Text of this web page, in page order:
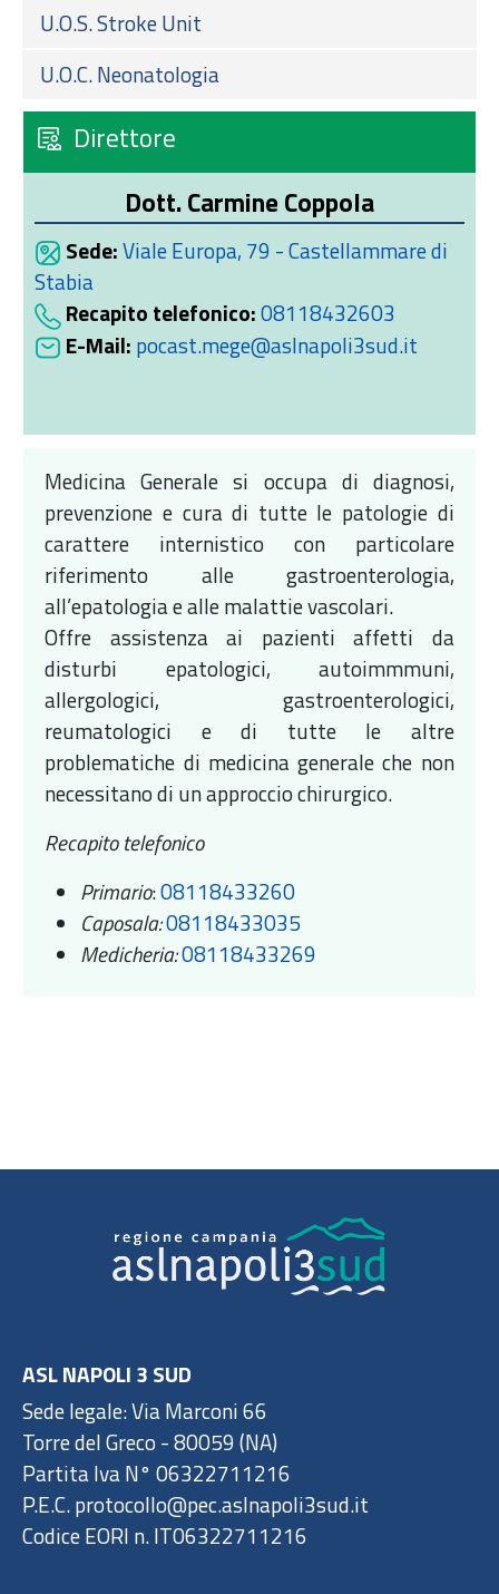
U.O.S. Stroke Unit
U.O.C. Neonatologia
Direttore
Dott. Carmine Coppola
Sede:Viale Europa, 79 - Castellammare di
Stabia
Recapito telefonico:08118432603
E-Mail: pocast.mege@aslnapoli3sud.it
Medicina Generale si occupa di diagnosi,
prevenzione e cura di tutte le patologie di
carattere internistico con particolare
riferimento alle gastroenterologia,
all’epatologia e alle malattie vascolari.
Offre assistenza ai pazienti affetti da
disturbi epatologici, autoimmmuni,
allergologici, gastroenterologici,
reumatologici e di tutte le altre
problematiche di medicina generale che non
necessitano di un approccio chirurgico.
Recapito telefonico
Primario:08118433260
Caposala:08118433035
Medicheria:08118433269
ASL NAPOLI 3 SUD
Sede legale: Via Marconi 66
Torre del Greco - 80059 (NA)
Partita Iva N° 06322711216
P.E.C. protocollo@pec.aslnapoli3sud.it
Codice EORI n. IT06322711216